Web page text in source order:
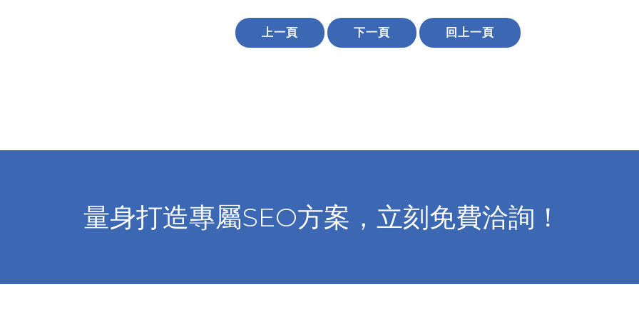
上一頁 下一頁 回上一頁
量身打造專屬SEO方案，立刻免費洽詢！